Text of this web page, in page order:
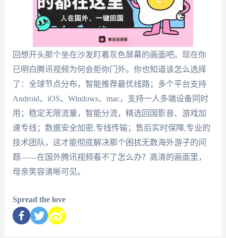
回想开头那个坐在沙发盯着灰色屏幕的画面吧。现在你
已明白腾讯视频为何会拒你门外。你也知道该怎么选择
了：全球节点分布，智能推荐最优线路；多个平台支持
Android、iOS、Windows、mac，支持一人多端设备同时
用；稳定无限流量，智能分流，精选回国影音、游戏加
速专线；数据安全加密,专线传输；售后实时保障,专业的
技术团队，这才能彻底解决那个困扰无数海外游子的问
题——在国外腾讯视频看不了怎么办？高清的画面里，
母亲笑容清晰可见。
Spread the love